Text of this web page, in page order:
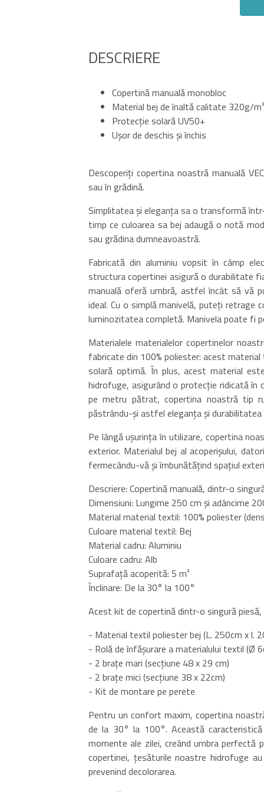
DESCRIERE
Copertină manuală monobloc
Material bej de înaltă calitate 320g/m²
Protecție solară UV50+
Ușor de deschis și închis
Descoperiți copertina noastră manuală
sau în grădină.
Simplitatea și eleganța sa o transformă
timp ce culoarea sa bej adaugă o notă
sau grădina dumneavoastră.
Fabricată din aluminiu vopsit în câmp
structura copertinei asigură o durabilitate
manuală oferă umbră, astfel încât să vă
ideal. Cu o simplă manivelă, puteți retrage
luminozitatea completă. Manivela poate fi
Materialele materialelor copertinelor
fabricate din 100% poliester: acest
solară optimă. În plus, acest material
hidrofuge, asigurând o protecție ridicată în
pe metru pătrat, copertina noastră tip
păstrându-și astfel eleganța și durabilitatea
Pe lângă ușurința în utilizare, copertina
exterior. Materialul bej al acoperișului,
fermecându-vă și îmbunătățind spațiul
Descriere: Copertină manuală, dintr-o
Dimensiuni: Lungime 250 cm și adâncime
Material material textil: 100% poliester
Culoare material textil: Bej
Material cadru: Aluminiu
Culoare cadru: Alb
Suprafață acoperită: 5 m²
Înclinare: De la 30° la 100°
Acest kit de copertină dintr-o singură
- Material textil poliester bej (L. 250cm x l.
- Rolă de înfășurare a materialului textil (Ø
- 2 brațe mari (secțiune 48 x 29 cm)
- 2 brațe mici (secțiune 38 x 22cm)
- Kit de montare pe perete
Pentru un confort maxim, copertina
de la 30° la 100°. Această
momente ale zilei, creând umbra perfectă
copertinei, țesăturile noastre hidrofuge
prevenind decolorarea.